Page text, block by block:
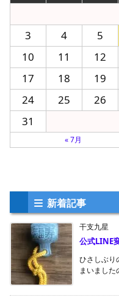
3
4 5
10
11 12
17
18 19
24
25 26
31
« 7月
新着記事
干支九星
公式LINE
ひさしぶり
まいました